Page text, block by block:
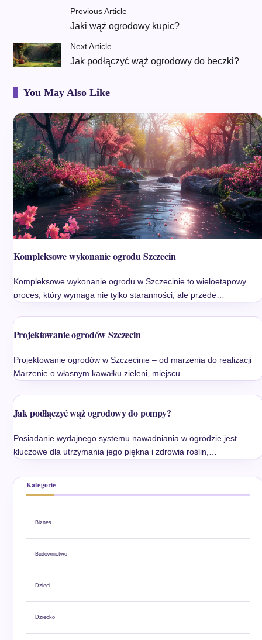
Previous Article
Jaki wąż ogrodowy kupic?
Next Article
Jak podłączyć wąż ogrodowy do beczki?
You May Also Like
Kompleksowe wykonanie ogrodu Szczecin
Kompleksowe wykonanie ogrodu w Szczecinie to wieloetapowy
proces, który wymaga nie tylko staranności, ale przede…
Projektowanie ogrodów Szczecin
Projektowanie ogrodów w Szczecinie – od marzenia do realizacji
Marzenie o własnym kawałku zieleni, miejscu…
Jak podłączyć wąż ogrodowy do pompy?
Posiadanie wydajnego systemu nawadniania w ogrodzie jest
kluczowe dla utrzymania jego piękna i zdrowia roślin,…
Kategorie
Biznes
Budownictwo
Dzieci
Dziecko